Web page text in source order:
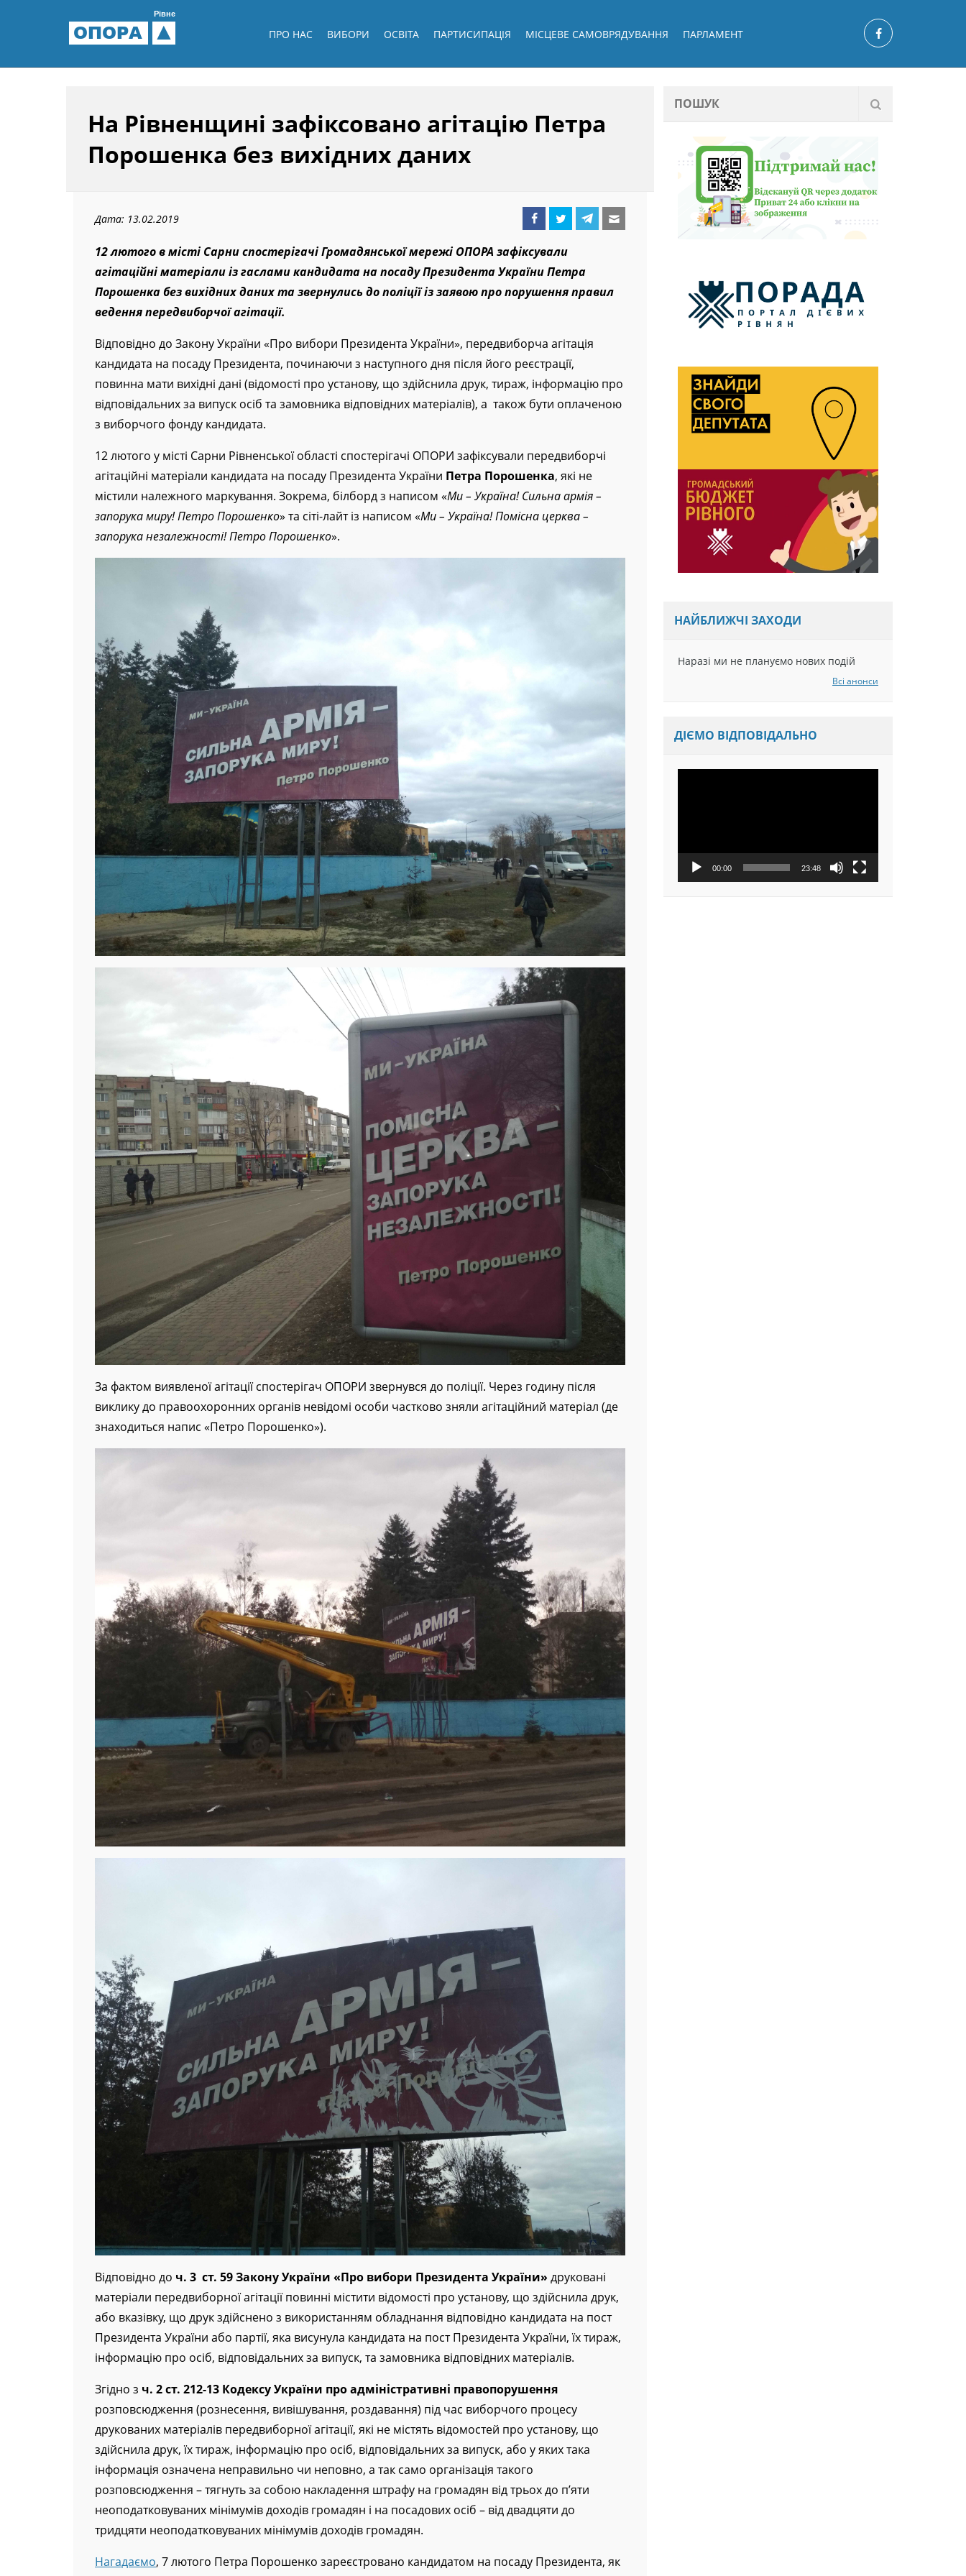
ОПОРА
Рівне
ПРО НАС ВИБОРИ ОСВІТА ПАРТИСИПАЦІЯ МІСЦЕВЕ САМОВРЯДУВАННЯ ПАРЛАМЕНТ
На Рівненщині зафіксовано агітацію Петра
Порошенка без вихідних даних
Дата: 13.02.2019
12 лютого в місті Сарни спостерігачі Громадянської мережі ОПОРА зафіксували
агітаційні матеріали із гаслами кандидата на посаду Президента України Петра
Порошенка без вихідних даних та звернулись до поліції із заявою про порушення правил
ведення передвиборчої агітації.
Відповідно до Закону України «Про вибори Президента України», передвиборча агітація
кандидата на посаду Президента, починаючи з наступного дня після його реєстрації,
повинна мати вихідні дані (відомості про установу, що здійснила друк, тираж, інформацію про
відповідальних за випуск осіб та замовника відповідних матеріалів), а також бути оплаченою
з виборчого фонду кандидата.
12 лютого у місті Сарни Рівненської області спостерігачі ОПОРИ зафіксували передвиборчі
агітаційні матеріали кандидата на посаду Президента України Петра Порошенка, які не
містили належного маркування. Зокрема, білборд з написом «Ми – Україна! Сильна армія –
запорука миру! Петро Порошенко» та сіті-лайт із написом «Ми – Україна! Помісна церква –
запорука незалежності! Петро Порошенко».
За фактом виявленої агітації спостерігач ОПОРИ звернувся до поліції. Через годину після
виклику до правоохоронних органів невідомі особи частково зняли агітаційний матеріал (де
знаходиться напис «Петро Порошенко»).
Відповідно до ч. 3 ст. 59 Закону України «Про вибори Президента України» друковані
матеріали передвиборної агітації повинні містити відомості про установу, що здійснила друк,
або вказівку, що друк здійснено з використанням обладнання відповідно кандидата на пост
Президента України або партії, яка висунула кандидата на пост Президента України, їх тираж,
інформацію про осіб, відповідальних за випуск, та замовника відповідних матеріалів.
Згідно з ч. 2 ст. 212-13 Кодексу України про адміністративні правопорушення
розповсюдження (рознесення, вивішування, роздавання) під час виборчого процесу
друкованих матеріалів передвиборної агітації, які не містять відомостей про установу, що
здійснила друк, їх тираж, інформацію про осіб, відповідальних за випуск, або у яких така
інформація означена неправильно чи неповно, а так само організація такого
розповсюдження – тягнуть за собою накладення штрафу на громадян від трьох до п’яти
неоподатковуваних мінімумів доходів громадян і на посадових осіб – від двадцяти до
тридцяти неоподатковуваних мінімумів доходів громадян.
Нагадаємо, 7 лютого Петра Порошенко зареєстровано кандидатом на посаду Президента, як
НАЙБЛИЖЧІ ЗАХОДИ
Наразі ми не плануємо нових подій
Всі анонси
ДІЄМО ВІДПОВІДАЛЬНО
00:00 23:48